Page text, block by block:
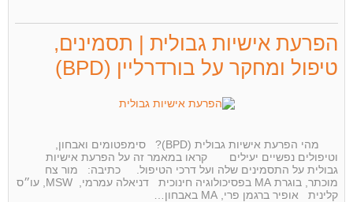
הפרעת אישיות גבולית | תסמינים,
טיפול ומחקר על בורדרליין (BPD)
מהי הפרעת אישיות גבולית (BPD)? סימפטומים ואבחון,
וטיפולים נפשיים יעילים קראו במאמר זה על הפרעת אישיות
גבולית על התסמינים שלה ועל דרכי הטיפול. כתיבה: מור צח
מוכתר, בוגרת MA בפסיכולוגיה חינוכית דניאלה עמרמי, MSW, עו״ס
קלינית אופיר ברגמן פרי, MA באבחון…